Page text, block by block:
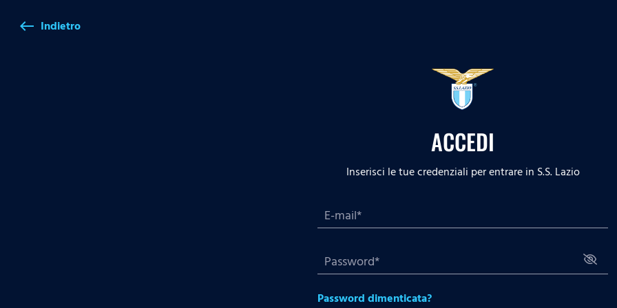
west Indietro
ACCEDI
Inserisci le tue credenziali per entrare in S.S. Lazio
Password dimenticata?